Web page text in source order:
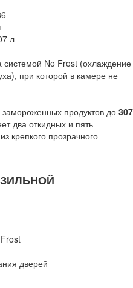
л
No Frost (охлаждение
при которой в камере не
продуктов до 307
два откидных и пять
крепкого прозрачного
дверей